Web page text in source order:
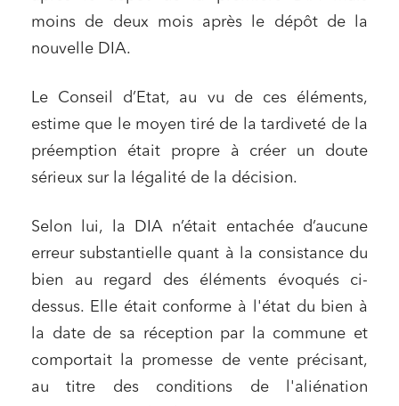
moins de deux mois après le dépôt de la
nouvelle DIA.
Le Conseil d’Etat, au vu de ces éléments,
estime que le moyen tiré de la tardiveté de la
préemption était propre à créer un doute
sérieux sur la légalité de la décision.
Selon lui, la DIA n’était entachée d’aucune
erreur substantielle quant à la consistance du
bien au regard des éléments évoqués ci-
dessus. Elle était conforme à l'état du bien à
la date de sa réception par la commune et
comportait la promesse de vente précisant,
au titre des conditions de l'aliénation